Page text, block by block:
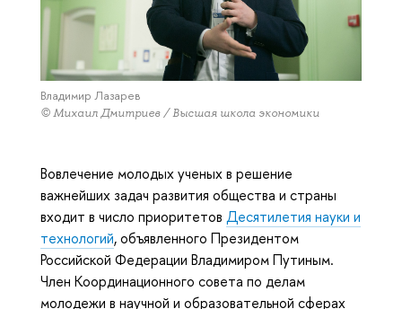
Владимир Лазарев
© Михаил Дмитриев / Высшая школа экономики
Вовлечение молодых ученых в решение
важнейших задач развития общества и страны
входит в число приоритетов Десятилетия науки и
технологий, объявленного Президентом
Российской Федерации Владимиром Путиным.
Член Координационного совета по делам
молодежи в научной и образовательной сферах